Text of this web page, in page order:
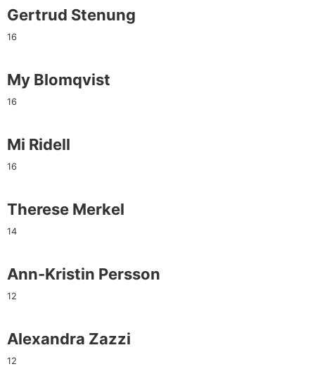
Gertrud Stenung
16
My Blomqvist
16
Mi Ridell
16
Therese Merkel
14
Ann-Kristin Persson
12
Alexandra Zazzi
12